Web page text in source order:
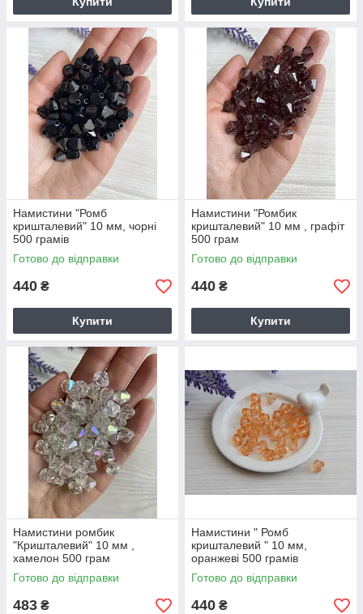
Намистини "Ромб
кришталевий" 10 мм, чорні
500 грамів
Готово до відправки
440 ₴
Купити
Намистини "Ромбик
кришталевий" 10 мм , графіт
500 грам
Готово до відправки
440 ₴
Купити
Намистини ромбик
"Кришталевий" 10 мм ,
хамелон 500 грам
Готово до відправки
483 ₴
Намистини " Ромб
кришталевий " 10 мм,
оранжеві 500 грамів
Готово до відправки
440 ₴